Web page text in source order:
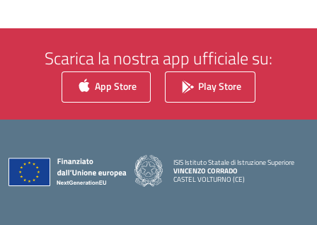
Scarica la nostra app ufficiale su:
App Store Play Store
ISIS Istituto Statale di Istruzione Superiore
VINCENZO CORRADO
CASTEL VOLTURNO (CE)